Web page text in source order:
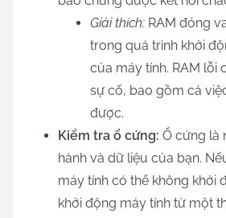
Giải thích: RAM đóng
trong quá trình khởi
của máy tính. RAM lỗi
sự cố, bao gồm cả
được.
Kiểm tra ổ cứng: Ổ cứng là
hành và dữ liệu của bạn.
máy tính có thể không khởi
khởi động máy tính từ một